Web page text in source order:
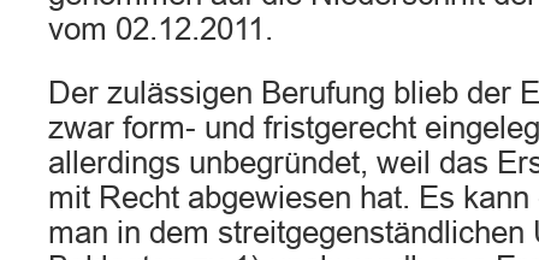
vom 02.12.2011.
Der zulässigen Berufung blieb der
zwar form- und fristgerecht
allerdings unbegründet, weil das
mit Recht abgewiesen hat. Es
man in dem streitgegenständlichen